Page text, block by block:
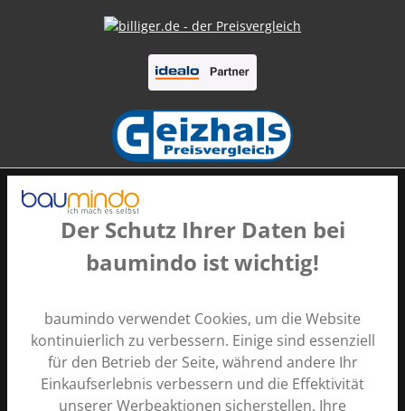
Der Schutz Ihrer Daten bei
baumindo ist wichtig!
baumindo verwendet Cookies, um die Website
kontinuierlich zu verbessern. Einige sind essenziell
für den Betrieb der Seite, während andere Ihr
Einkaufserlebnis verbessern und die Effektivität
unserer Werbeaktionen sicherstellen. Ihre
Zahlungsarten